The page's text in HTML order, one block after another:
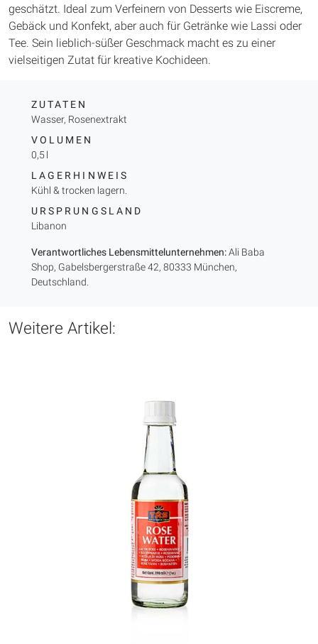
geschätzt. Ideal zum Verfeinern von Desserts wie Eiscreme,
Gebäck und Konfekt, aber auch für Getränke wie Lassi oder
Tee. Sein lieblich-süßer Geschmack macht es zu einer
vielseitigen Zutat für kreative Kochideen.
ZUTATEN
Wasser, Rosenextrakt
VOLUMEN
0,5 l
LAGERHINWEIS
Kühl & trocken lagern.
URSPRUNGSLAND
Libanon
Verantwortliches Lebensmittelunternehmen:Ali Baba
Shop, Gabelsbergerstraße 42, 80333 München,
Deutschland.
Weitere Artikel: